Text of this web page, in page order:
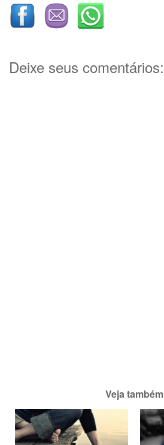
Deixe seus comentários:
Veja também